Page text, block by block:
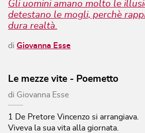
Gli uomini amano molto le
detestano le mogli, perchè
dura realtà.
di Giovanna Esse
Le mezze vite - Poemetto
di Giovanna Esse
1 De Pretore Vincenzo si arrangiava.
Viveva la sua vita alla giornata.